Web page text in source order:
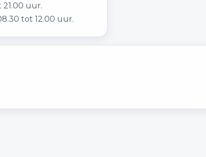
21.00 uur.
tot 12.00 uur.